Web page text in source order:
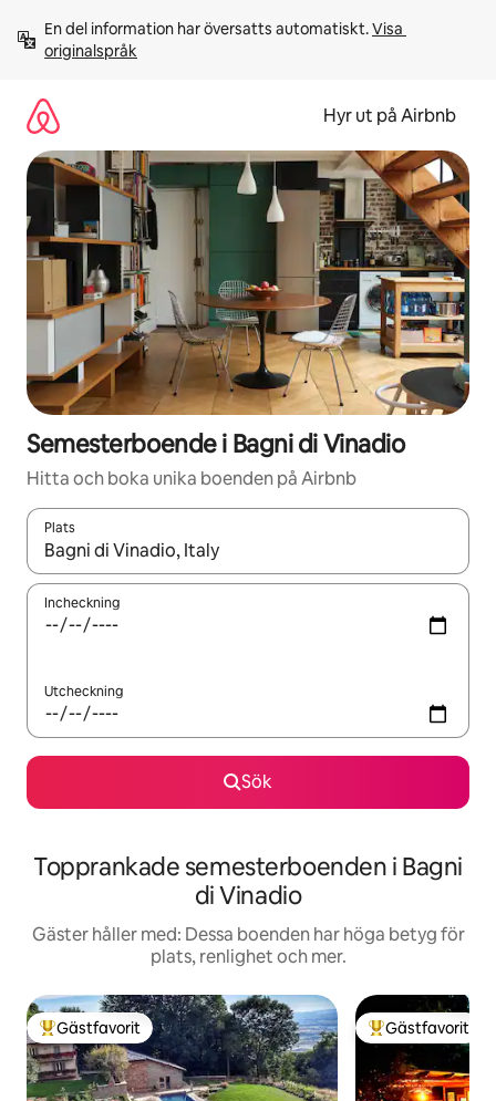
innehåll
En del information har översatts automatiskt. Visa
originalspråk
Hyr ut på Airbnb
Semesterboende i Bagni di Vinadio
Hitta och boka unika boenden på Airbnb
Plats
När resultaten är tillgängliga kan du navigera med upp- och
Incheckning
Utcheckning
Sök
Topprankade semesterboenden i Bagni
di Vinadio
Gäster håller med: Dessa boenden har höga betyg för
plats, renlighet och mer.
Populär gästfavorit
Gästfavorit Populär
Gästfavorit